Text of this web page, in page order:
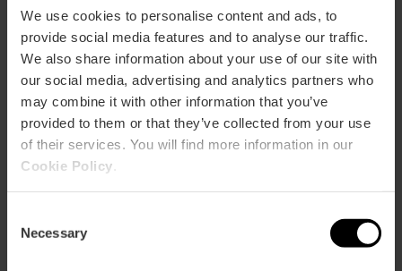
We use cookies to personalise content and ads, to
provide social media features and to analyse our traffic.
We also share information about your use of our site with
our social media, advertising and analytics partners who
may combine it with other information that you’ve
provided to them or that they’ve collected from your use
of their services. You will find more information in our
Cookie Policy
Selection
Necessary
Valencia Tour Familiare
5 - 9 recensioni
10% Sconto VLC Tourist Card
Durata: 2h
Da20,00 €